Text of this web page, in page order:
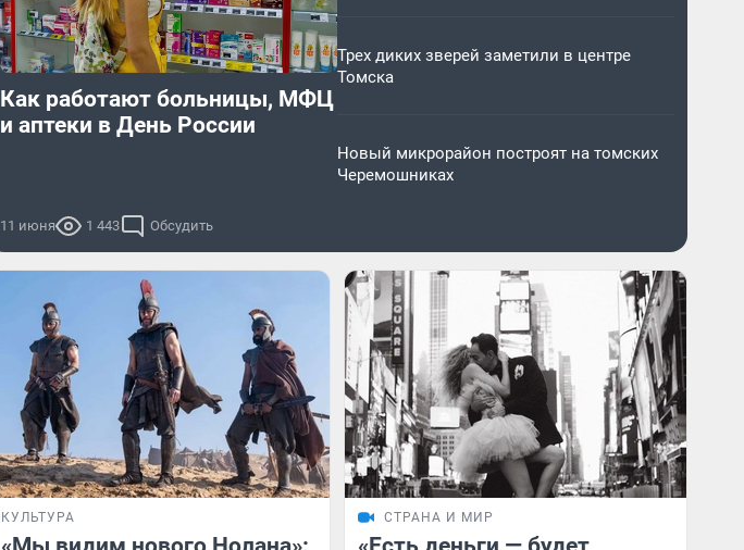
Как работают больницы, МФЦ
и аптеки в День России
11 июня 1 443 Обсудить
Трех диких зверей заметили в центре
Томска
Новый микрорайон построят на томских
Черемошниках
КУЛЬТУРА СТРАНА И МИР